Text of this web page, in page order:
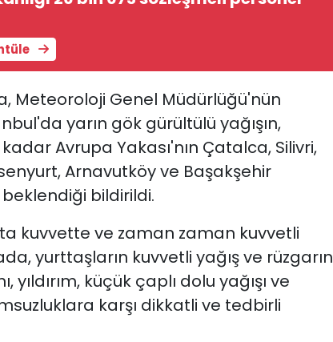
Meteoroloji Genel Müdürlüğü'nün
yarın gök gürültülü yağışın,
Avrupa Yakası'nın Çatalca, Silivri,
Arnavutköy ve Başakşehir
bildirildi.
kuvvette ve zaman zaman kuvvetli
yurttaşların kuvvetli yağış ve rüzgarın
küçük çaplı dolu yağışı ve
karşı dikkatli ve tedbirli